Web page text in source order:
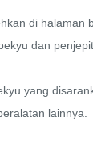
di halaman
dan
yang
lainnya.